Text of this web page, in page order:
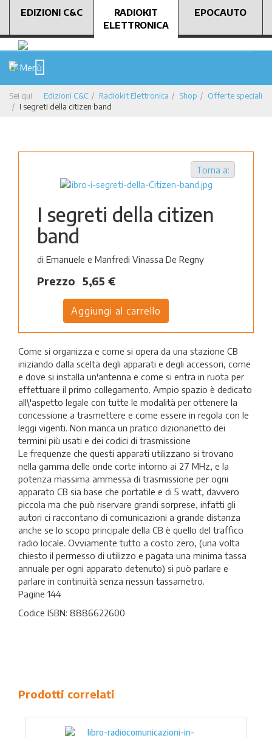
EDIZIONI C&C
RADIOKIT
ELETTRONICA
EPOCAUTO
Menù
Sei qui: Edizioni C&C Radiokit Elettronica Shop
Offerte speciali
I segreti della citizen band
Torna a:
I segreti della citizen
band
di Emanuele e Manfredi Vinassa De Regny
Prezzo 5,65 €
Come si organizza e come si opera da una stazione CB
iniziando dalla scelta degli apparati e degli accessori, come
e dove si installa un'antenna e come si entra in ruota per
effettuare il primo collegamento. Ampio spazio è dedicato
all\'aspetto legale con tutte le modalità per ottenere la
concessione a trasmettere e come essere in regola con le
leggi vigenti. Non manca un pratico dizionarietto dei
termini più usati e dei codici di trasmissione
Le frequenze che questi apparati utilizzano si trovano
nella gamma delle onde corte intorno ai 27 MHz, e la
potenza massima ammessa di trasmissione per ogni
apparato CB sia base che portatile e di 5 watt, davvero
piccola ma che può riservare grandi sorprese, infatti gli
autori ci raccontano di comunicazioni a grande distanza
anche se lo scopo principale della CB è quello del traffico
radio locale. Ovviamente tutto a costo zero, (una volta
chiesto il permesso di utilizzo e pagata una minima tassa
annuale per ogni apparato detenuto) si può parlare e
parlare in continuità senza nessun tassametro.
Pagine 144
Codice ISBN: 8886622600
Prodotti correlati